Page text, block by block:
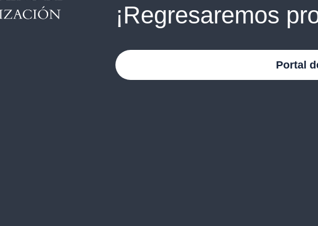
¡Regresaremos
Portal